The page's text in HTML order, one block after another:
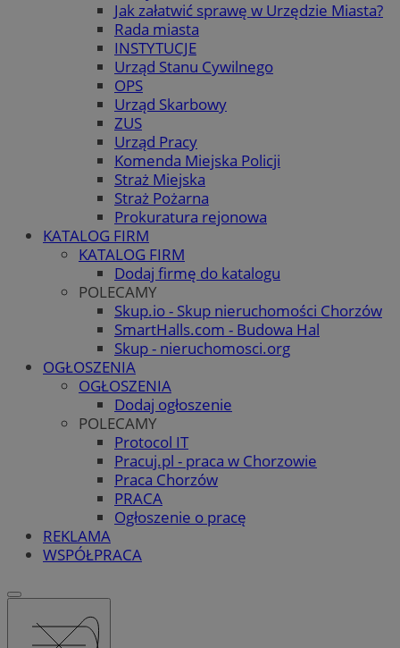
Jak załatwić sprawę w Urzędzie Miasta?
Rada miasta
INSTYTUCJE
Urząd Stanu Cywilnego
OPS
Urząd Skarbowy
ZUS
Urząd Pracy
Komenda Miejska Policji
Straż Miejska
Straż Pożarna
Prokuratura rejonowa
KATALOG FIRM
KATALOG FIRM
Dodaj firmę do katalogu
POLECAMY
Skup.io - Skup nieruchomości Chorzów
SmartHalls.com - Budowa Hal
Skup - nieruchomosci.org
OGŁOSZENIA
OGŁOSZENIA
Dodaj ogłoszenie
POLECAMY
Protocol IT
Pracuj.pl - praca w Chorzowie
Praca Chorzów
PRACA
Ogłoszenie o pracę
REKLAMA
WSPÓŁPRACA